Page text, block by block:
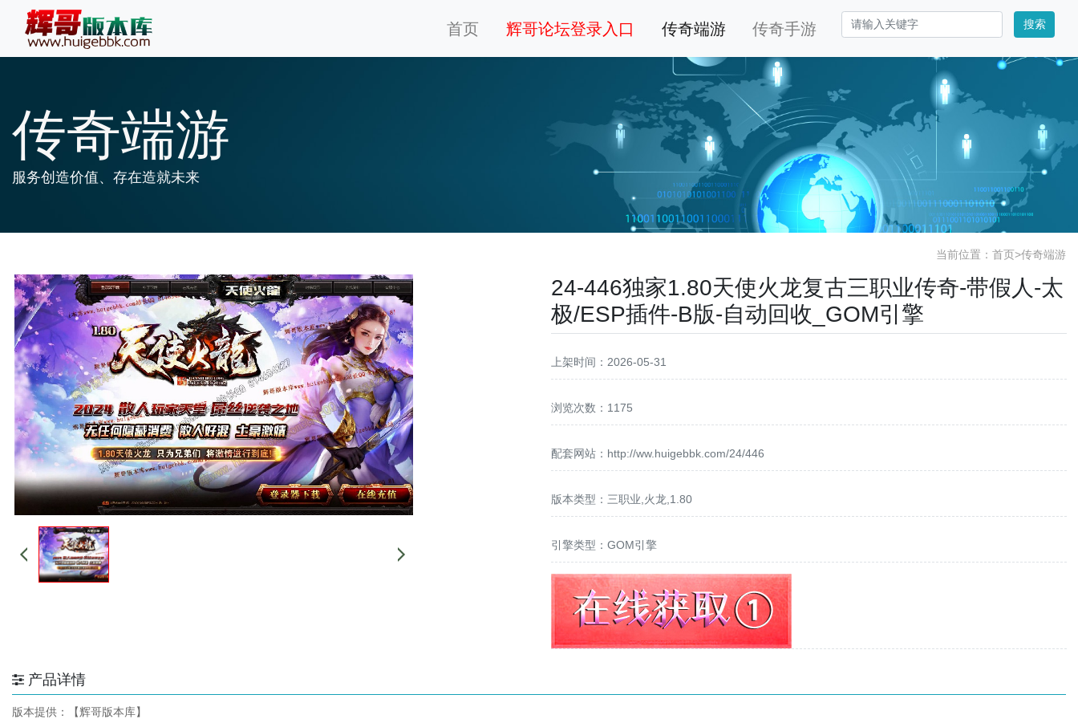
首页 辉哥论坛登录入口 传奇端游 传奇手游 搜索
传奇端游
服务创造价值、存在造就未来
当前位置： 首页>传奇端游
24-446独家1.80天使火龙复古三职业传奇-带假人-太
极/ESP插件-B版-自动回收_GOM引擎
上架时间：2026-05-31
浏览次数：1175
配套网站： http://ww.huigebbk.com/24/446
版本类型：三职业,火龙,1.80
引擎类型：GOM引擎
产品详情
版本提供：【辉哥版本库】